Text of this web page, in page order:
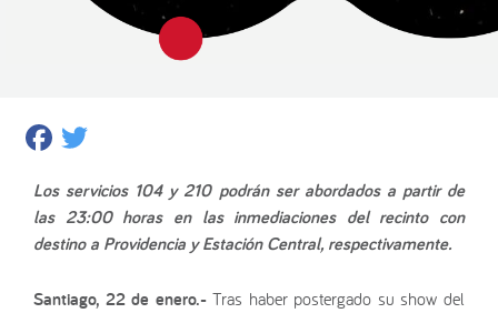
Facebook
Los servicios 104 y 210 podrán ser abordados a partir de
las 23:00 horas en las inmediaciones del recinto con
destino a Providencia y Estación Central, respectivamente.
Santiago, 22 de enero.-Tras haber postergado su show del